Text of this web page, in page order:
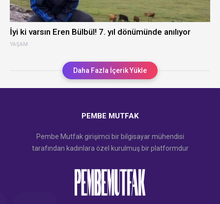
YAŞAM
İyi ki varsın Eren Bülbül! 7. yıl dönümünde anılıyor
Daha Fazla İçerik Yükle
PEMBE MUTFAK
Pembe Mutfak girişimci bir bilgisayar mühendisi
tarafından kadınlara özel kurulmuş bir platformdur